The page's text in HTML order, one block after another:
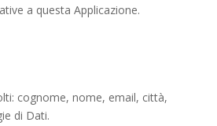
a questa Applicazione.
cognome, nome, email, città,
di Dati.